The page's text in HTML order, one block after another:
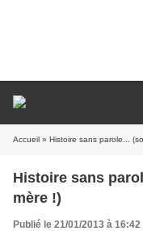
Accueil » Histoire sans parole...
Histoire sans
mère !)
Publié le 21/01/2013 à 16:42